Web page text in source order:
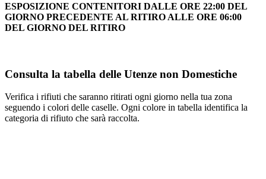
ESPOSIZIONE CONTENITORI DALLE ORE 22:00 DEL
GIORNO PRECEDENTE AL RITIRO ALLE ORE 06:00
DEL GIORNO DEL RITIRO
Consulta la tabella delle Utenze non Domestiche
Verifica i rifiuti che saranno ritirati ogni giorno nella tua zona
seguendo i colori delle caselle. Ogni colore in tabella identifica la
categoria di rifiuto che sarà raccolta.